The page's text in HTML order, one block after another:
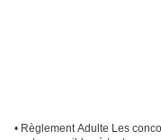
• Règlement Adulte Les